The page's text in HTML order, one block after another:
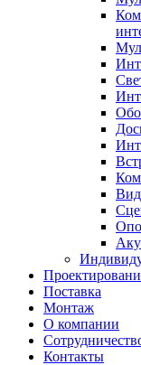
Поставка
Монтаж
О компании
Контакты